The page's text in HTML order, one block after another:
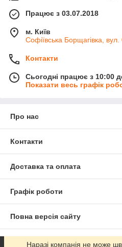
Працює з 03.07.2018
м. Київ
Софіївська Борщагівка,
Контакти
Сьогодні працює з 10:00
Показати весь графік
Про нас
Контакти
Доставка та оплата
Графік роботи
Повна версія сайту
Сайт створено на
Наразі компанія не може